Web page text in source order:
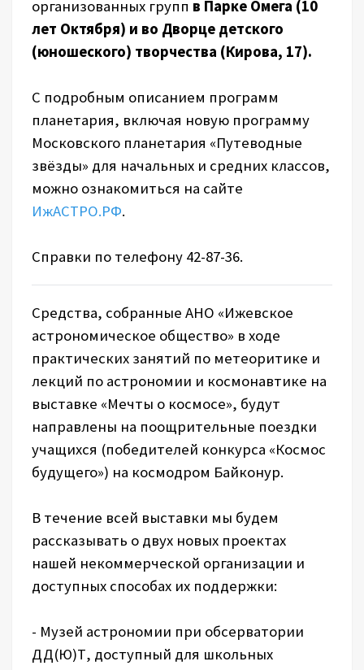
организованных групп в Парке Омега (10
лет Октября) и во Дворце детского
(юношеского) творчества (Кирова, 17).
С подробным описанием программ
планетария, включая новую программу
Московского планетария «Путеводные
звёзды» для начальных и средних классов,
можно ознакомиться на сайте
ИжАСТРО.РФ.
Справки по телефону 42-87-36.
Средства, собранные АНО «Ижевское
астрономическое общество» в ходе
практических занятий по метеоритике и
лекций по астрономии и космонавтике на
выставке «Мечты о космосе», будут
направлены на поощрительные поездки
учащихся (победителей конкурса «Космос
будущего») на космодром Байконур.
В течение всей выставки мы будем
рассказывать о двух новых проектах
нашей некоммерческой организации и
доступных способах их поддержки:
- Музей астрономии при обсерватории
ДД(Ю)Т, доступный для школьных